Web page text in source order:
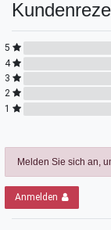
5
4
3
2
1
Melden Sie sich an,
Anmelden